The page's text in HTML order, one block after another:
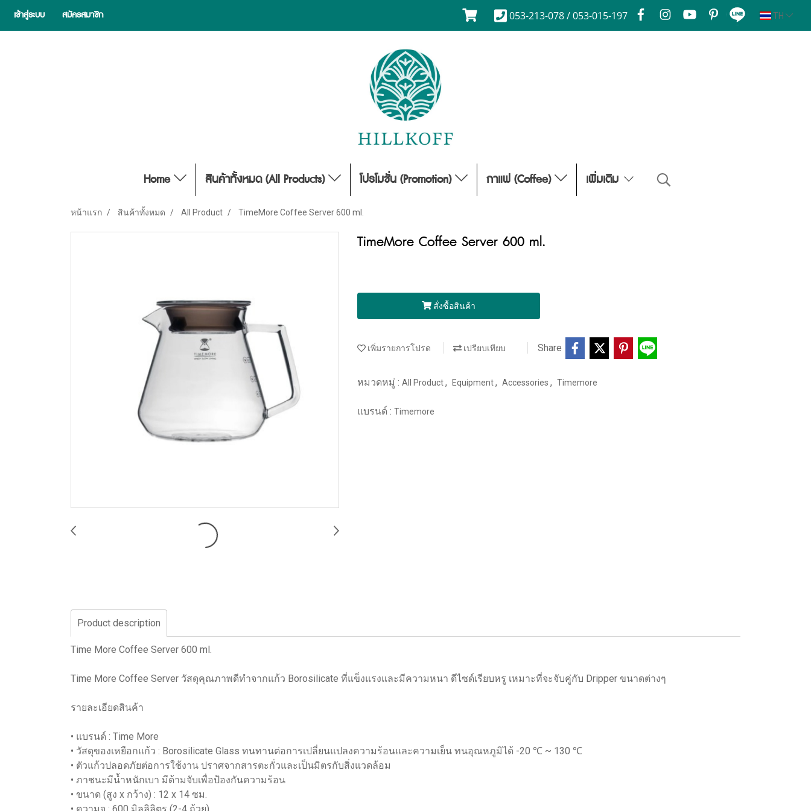
เข้าสู่ระบบ สมัครสมาชิก 053-213-078 / 053-015-197 TH
Home สินค้าทั้งหมด (All Products) โปรโมชั่น (Promotion) กาแฟ (Coffee) เพิ่มเติม
หน้าแรก สินค้าทั้งหมด All Product TimeMore Coffee Server 600 ml.
TimeMore Coffee Server 600 ml.
สั่งซื้อสินค้า
เพิ่มรายการโปรด เปรียบเทียบ Share
หมวดหมู่ : All Product, Equipment, Accessories , Timemore
แบรนด์ : Timemore
Product description
Time More Coffee Server 600 ml.
Time More Coffee Server วัสดุคุณภาพดีทำจากแก้ว Borosilicate ที่แข็งแรงและมีความหนา ดีไซด์เรียบหรู เหมาะที่จะจับคู่กับ Dripper ขนาดต่างๆ
รายละเอียดสินค้า
• แบรนด์ : Time More
• วัสดุของเหยือกแก้ว : Borosilicate Glass ทนทานต่อการเปลี่ยนแปลงความร้อนและความเย็น ทนอุณหภูมิได้ -20 ℃ ~ 130 ℃
• ตัวแก้วปลอดภัยต่อการใช้งาน ปราศจากสารตะกั่วและเป็นมิตรกับสิ่งแวดล้อม
• ภาชนะมีน้ำหนักเบา มีด้ามจับเพื่อป้องกันความร้อน
• ขนาด (สูง x กว้าง) : 12 x 14 ซม.